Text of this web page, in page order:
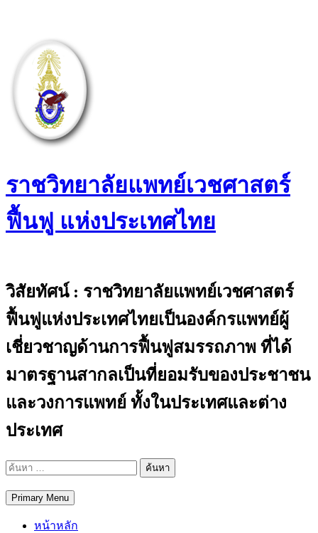
ราชวิทยาลัยแพทย์เวชศาสตร์
ฟื้นฟู แห่งประเทศไทย
วิสัยทัศน์ : ราชวิทยาลัยแพทย์เวชศาสตร์
ฟื้นฟูแห่งประเทศไทยเป็นองค์กรแพทย์ผู้
เชี่ยวชาญด้านการฟื้นฟูสมรรถภาพ ที่ได้
มาตรฐานสากลเป็นที่ยอมรับของประชาชน
และวงการแพทย์ ทั้งในประเทศและต่าง
ประเทศ
ค้นหา
Primary Menu
หน้าหลัก